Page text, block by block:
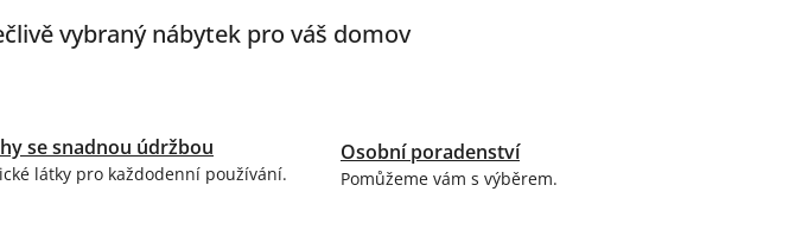
vybraný nábytek pro váš domov
se snadnou údržbou
látky pro každodenní používání.
Osobní poradenství
Pomůžeme vám s výběrem.